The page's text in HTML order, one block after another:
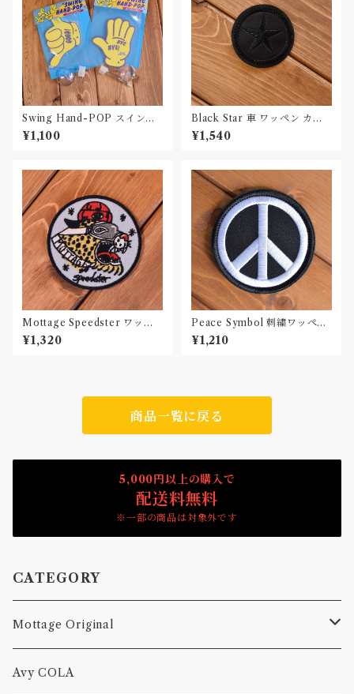
Swing Hand-POP スイング
ハンドポップ エアフレッシ
ュナー
¥1,100
Black Star 車 ワッペン カー
パッチ
¥1,540
Mottage Speedster ワッペ
ン 刺繍 Patch
¥1,320
Peace Symbol 刺繍ワッペン
Patch
¥1,210
商品一覧に戻る
5,000円以上の購入で
配送料無料
※一部の商品は対象外です
CATEGORY
Mottage Original
Tシャツ
Avy COLA